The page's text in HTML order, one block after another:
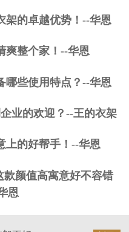
架的卓越优势！--华恩
爽整个家！--华恩
哪些使用特点？--华恩
业的欢迎？--王的衣架
上的好帮手！--华恩
颜值高寓意好不容错
恩